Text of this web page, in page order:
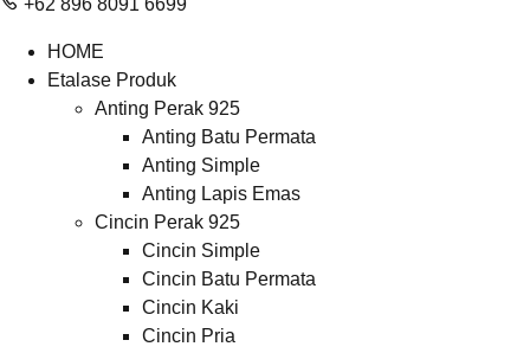
+62 896 8091 6699
HOME
Etalase Produk
Anting Perak 925
Anting Batu Permata
Anting Simple
Anting Lapis Emas
Cincin Perak 925
Cincin Simple
Cincin Batu Permata
Cincin Kaki
Cincin Pria